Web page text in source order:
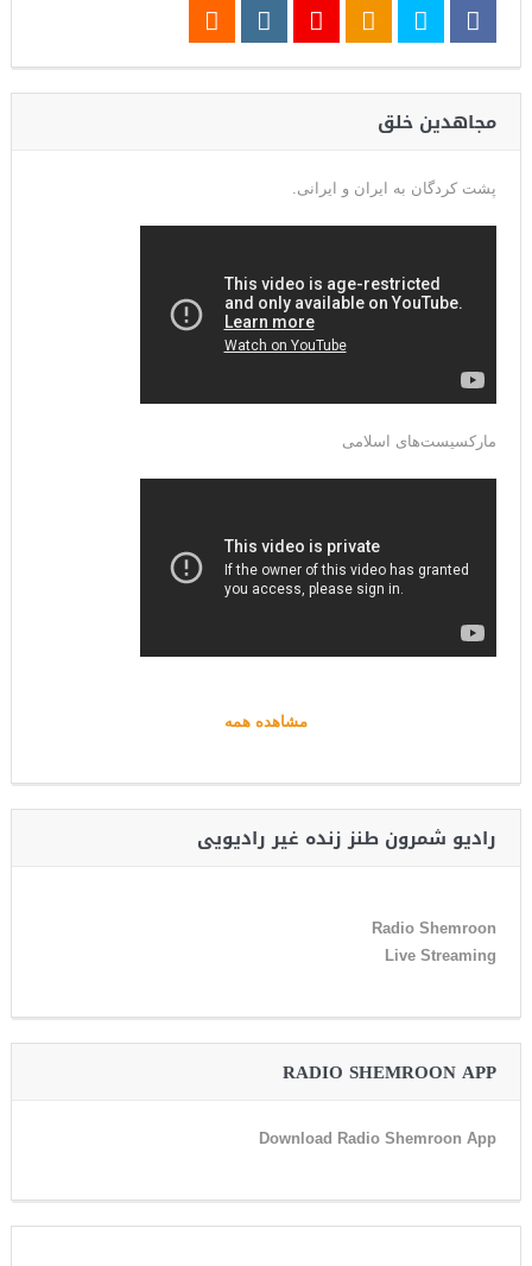
مجاهدین خلق
پشت کردگان به ایران و ایرانی.
مارکسیست‌های اسلامی
مشاهده همه
رادیو شمرون طنز زنده غیر رادیویی
Radio Shemroon
Live Streaming
RADIO SHEMROON APP
Download Radio Shemroon App